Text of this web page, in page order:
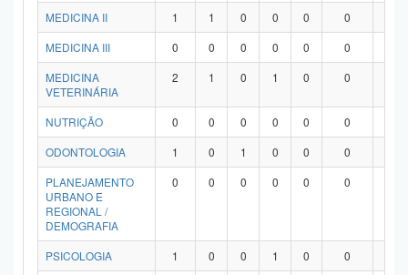
MEDICINA II
1 1 0 0 0 0
MEDICINA III
0 0 0 0 0 0
MEDICINA
VETERINÁRIA
2 1 0 1 0 0
NUTRIÇÃO 0 0 0 0 0 0
ODONTOLOGIA
1 0 1 0 0 0
PLANEJAMENTO
URBANO E
REGIONAL /
DEMOGRAFIA
0 0 0 0 0 0
PSICOLOGIA 1 0 0 1 0 0